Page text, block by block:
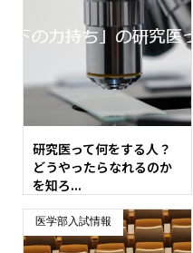
研究医って何をする人？
どうやったらなれるのか
を知ろ...
医学部入試情報